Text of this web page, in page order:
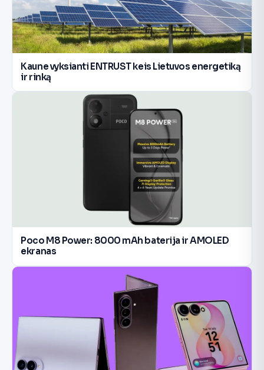
Kaune vyksianti ENTRUST keis Lietuvos energetiką
ir rinką
Poco M8 Power: 8000 mAh baterija ir AMOLED
ekranas